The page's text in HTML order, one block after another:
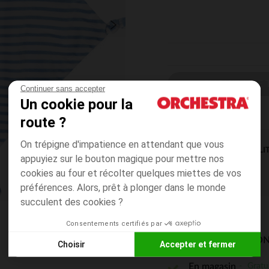
Continuer sans accepter
Un cookie pour la
route ?
On trépigne d'impatience en attendant que vous
appuyiez sur le bouton magique pour mettre nos
cookies au four et récolter quelques miettes de vos
préférences. Alors, prêt à plonger dans le monde
succulent des cookies ?
Consentements certifiés par
Choisir Accepter et fermer
Plateforme de Gestion du Consentement : Personnalisez vos
CHOISIR UNE
MODES DE
En magasin